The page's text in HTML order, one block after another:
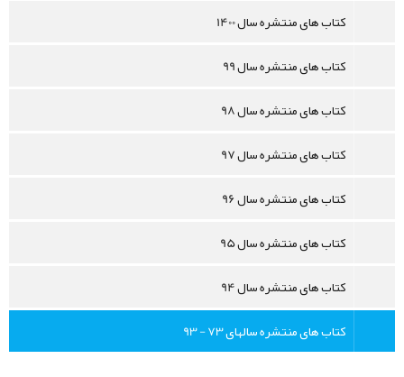
کتاب های منتشره سال 1400
کتاب های منتشره سال 99
کتاب های منتشره سال 98
کتاب های منتشره سال 97
کتاب های منتشره سال 96
کتاب های منتشره سال 95
کتاب های منتشره سال 94
کتاب های منتشره سالهای 73 - 93